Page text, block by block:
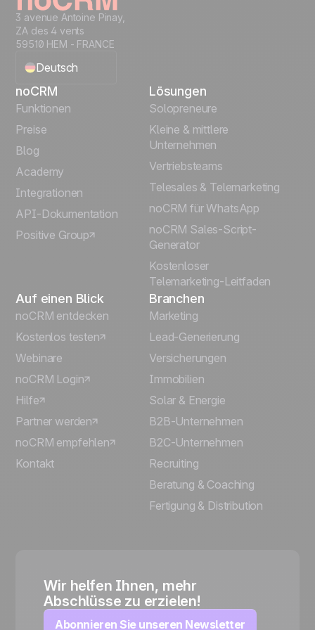
3 avenue Antoine Pinay,
ZA des 4 vents
59510 HEM - FRANCE
Deutsch
English
Español
Português
Italiano
noCRM
Funktionen
Preise
Blog
Academy
Integrationen
API-Dokumentation
Positive Group
Lösungen
Solopreneure
Kleine & mittlere
Unternehmen
Vertriebsteams
Telesales & Telemarketing
noCRM für WhatsApp
noCRM Sales-Script-
Generator
Kostenloser
Telemarketing-Leitfaden
Auf einen Blick
noCRM entdecken
Kostenlos testen
Webinare
noCRM Login
Hilfe
Partner werden
noCRM empfehlen
Kontakt
Branchen
Marketing
Lead-Generierung
Versicherungen
Immobilien
Solar & Energie
B2B-Unternehmen
B2C-Unternehmen
Recruiting
Beratung & Coaching
Fertigung & Distribution
Wir helfen Ihnen, mehr
Abschlüsse zu erzielen!
Abonnieren Sie unseren Newsletter